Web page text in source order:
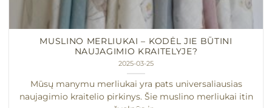
MUSLINO MERLIUKAI – KODĖL JIE BŪTINI
NAUJAGIMIO KRAITELYJE?
2025-03-25
Mūsų manymu merliukai yra pats universaliausias
naujagimio kraitelio pirkinys. Šie muslino merliukai itin